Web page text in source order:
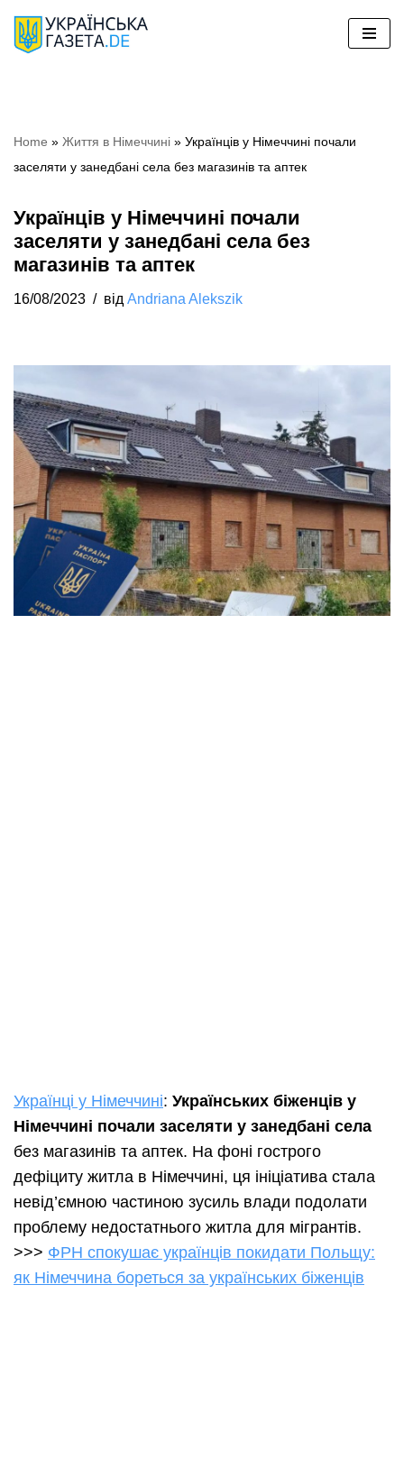
Перейти
Home » Життя в Німеччині » Українців у Німеччині почали
заселяти у занедбані села без магазинів та аптек
Українців у Німеччині почали
заселяти у занедбані села без
магазинів та аптек
16/08/2023 від Andriana Alekszik
Українці у Німеччині: Українських біженців у
Німеччині почали заселяти у занедбані села
без магазинів та аптек. На фоні гострого
дефіциту житла в Німеччині, ця ініціатива стала
невід’ємною частиною зусиль влади подолати
проблему недостатнього житла для мігрантів.
>>> ФРН спокушає українців покидати Польщу:
як Німеччина бореться за українських біженців